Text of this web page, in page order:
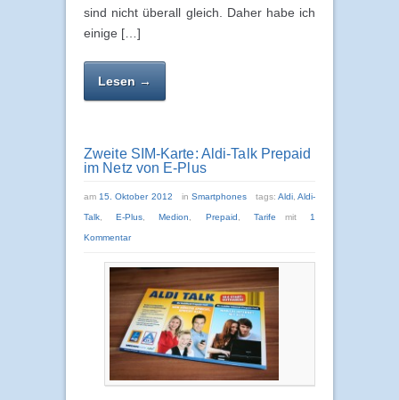
sind nicht überall gleich. Daher habe ich
einige […]
Lesen →
Zweite SIM-Karte: Aldi-Talk Prepaid
im Netz von E-Plus
am 15. Oktober 2012 in Smartphones tags: Aldi,Aldi-
Talk ,E-Plus ,Medion Prepaid Tarife mit 1
Kommentar